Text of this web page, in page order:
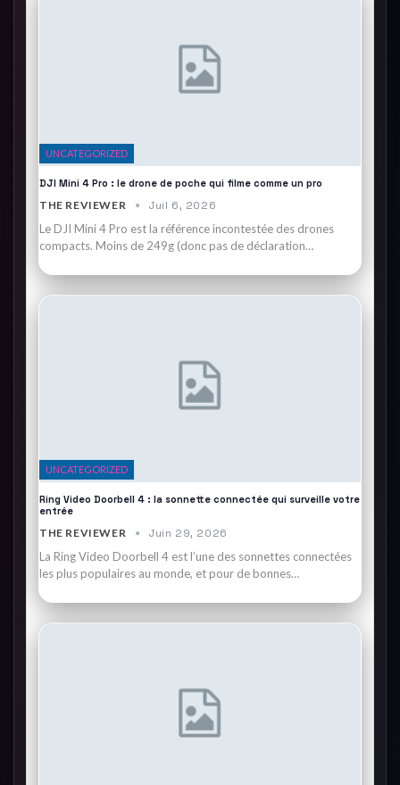
UNCATEGORIZED
DJI Mini 4 Pro : le drone de poche qui filme comme un pro
THE REVIEWER
Juil 6, 2026
Le DJI Mini 4 Pro est la référence incontestée des drones
compacts. Moins de 249g (donc pas de déclaration…
UNCATEGORIZED
Ring Video Doorbell 4 : la sonnette connectée qui surveille votre
entrée
THE REVIEWER
Juin 29, 2026
La Ring Video Doorbell 4 est l’une des sonnettes connectées
les plus populaires au monde, et pour de bonnes…